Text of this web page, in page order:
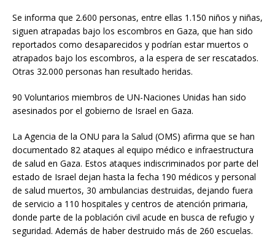
Se informa que 2.600 personas, entre ellas 1.150 niños y niñas,
siguen atrapadas bajo los escombros en Gaza, que han sido
reportados como desaparecidos y podrían estar muertos o
atrapados bajo los escombros, a la espera de ser rescatados.
Otras 32.000 personas han resultado heridas.
90 Voluntarios miembros de UN-Naciones Unidas han sido
asesinados por el gobierno de Israel en Gaza.
La Agencia de la ONU para la Salud (OMS) afirma que se han
documentado 82 ataques al equipo médico e infraestructura
de salud en Gaza. Estos ataques indiscriminados por parte del
estado de Israel dejan hasta la fecha 190 médicos y personal
de salud muertos, 30 ambulancias destruidas, dejando fuera
de servicio a 110 hospitales y centros de atención primaria,
donde parte de la población civil acude en busca de refugio y
seguridad. Además de haber destruido más de 260 escuelas.